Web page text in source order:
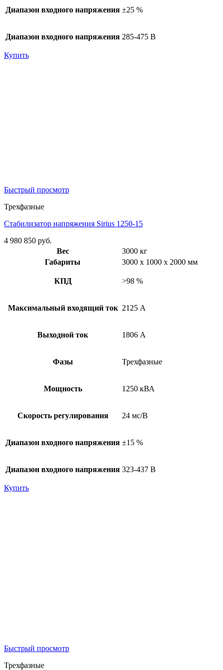
Диапазон входного напряжения ±25 %
Диапазон входного напряжения 285-475 В
Купить
Быстрый просмотр
Трехфазные
Стабилизатор напряжения Sirius 1250-15
4 980 850 руб.
Вес
3000 кг
Габариты
3000 x 1000 x 2000 мм
КПД >98 %
Максимальный входящий ток 2125 А
Выходной ток 1806 А
Фазы Трехфазные
Мощность 1250 кВА
Скорость регулирования 24 мс/В
Диапазон входного напряжения ±15 %
Диапазон входного напряжения 323-437 В
Купить
Быстрый просмотр
Трехфазные